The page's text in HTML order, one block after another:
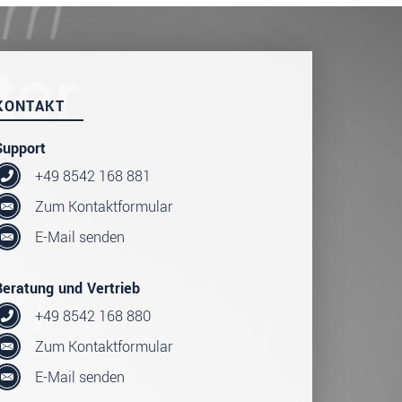
+49 8542 168 881
Zum Kontaktformular
E-Mail senden
und Vertrieb
+49 8542 168 880
Zum Kontaktformular
E-Mail senden